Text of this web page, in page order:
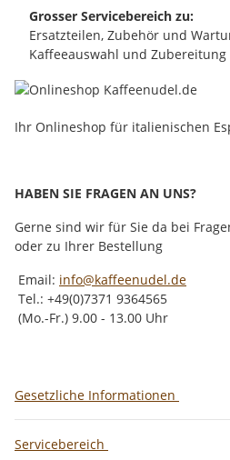
Grosser Servicebereich zu:
Ersatzteilen, Zubehör und
Kaffeeauswahl und Zubereitung
Ihr Onlineshop für italienischen
HABEN SIE FRAGEN AN UNS?
Gerne sind wir für Sie da bei
oder zu Ihrer Bestellung
Email: info@kaffeenudel.de
Tel.: +49(0)7371 9364565
(Mo.-Fr.) 9.00 - 13.00 Uhr
Gesetzliche Informationen
Servicebereich